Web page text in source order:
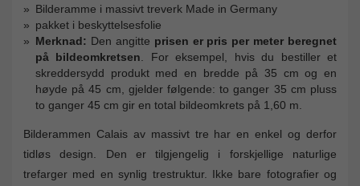
Bilderamme i massivt treverk Made in Germany
pakket i beskyttelsesfolie
Merknad: Den angitte prisen er pris per meter beregnet
på bildeomkretsen . For eksempel, hvis du bestiller et
skreddersydd produkt med en bredde på 35 cm og en
høyde på 45 cm, gjelder følgende: to ganger 35 cm pluss
to ganger 45 cm gir en total bildeomkrets på 1,60 m.
Bilderammen Calais av massivt tre har en enkel og derfor
tidløs design. Den er tilgjengelig i forskjellige naturlige
trefarger med en synlig trestruktur. Ikke bare fotografier og